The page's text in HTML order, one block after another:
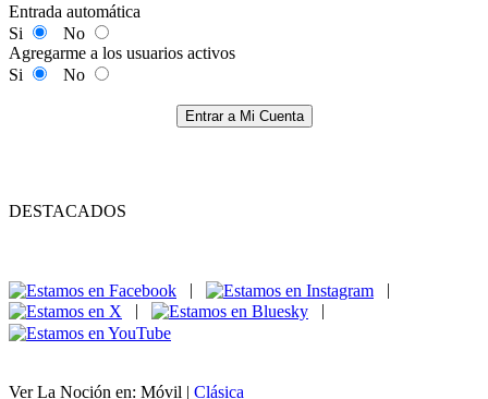
Entrada automática
Si
No
Agregarme a los usuarios activos
Si
No
Entrar a Mi Cuenta
DESTACADOS
|
|
|
|
Ver La Noción en: Móvil | Clásica